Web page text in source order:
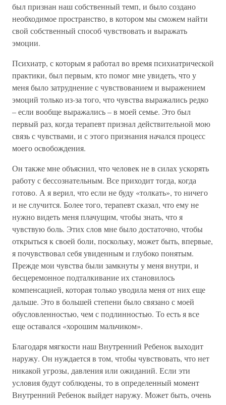
был признан наш собственный темп, и было создано
необходимое пространство, в котором мы сможем найти
свой собственный способ чувствовать и выражать
эмоции.
Психиатр, с которым я работал во время психиатрической
практики, был первым, кто помог мне увидеть, что у
меня было затруднение с чувствованием и выражением
эмоций только из-за того, что чувства выражались редко
– если вообще выражались – в моей семье. Это был
первый раз, когда терапевт признал действительной мою
связь с чувствами, и с этого признания начался процесс
моего освобождения.
Он также мне объяснил, что человек не в силах ускорять
работу с бессознательным. Все приходит тогда, когда
готово. А я верил, что если не буду «толкать», то ничего
и не случится. Более того, терапевт сказал, что ему не
нужно видеть меня плачущим, чтобы знать, что я
чувствую боль. Этих слов мне было достаточно, чтобы
открыться к своей боли, поскольку, может быть, впервые,
я почувствовал себя увиденным и глубоко понятым.
Прежде мои чувства были замкнуты у меня внутри, и
бесцеремонное подталкивание их становилось
компенсацией, которая только уводила меня от них еще
дальше. Это в большей степени было связано с моей
обусловленностью, чем с подлинностью. То есть я все
еще оставался «хорошим мальчиком».
Благодаря мягкости наш Внутренний Ребенок выходит
наружу. Он нуждается в том, чтобы чувствовать, что нет
никакой угрозы, давления или ожиданий. Если эти
условия будут соблюдены, то в определенный момент
Внутренний Ребенок выйдет наружу. Может быть, очень